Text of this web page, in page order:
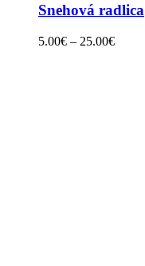
Snehová radlica
5.00€ – 25.00€